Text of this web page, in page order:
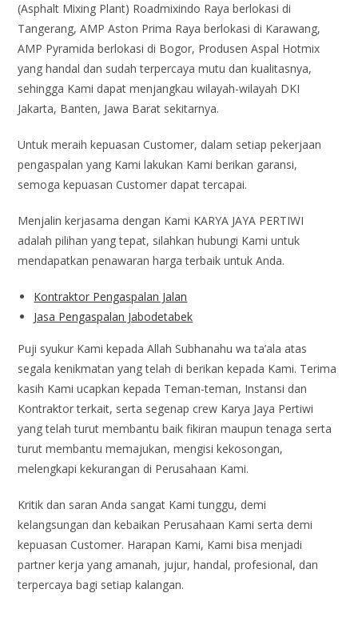
(Asphalt Mixing Plant) Roadmixindo Raya berlokasi di
Tangerang, AMP Aston Prima Raya berlokasi di Karawang,
AMP Pyramida berlokasi di Bogor, Produsen Aspal Hotmix
yang handal dan sudah terpercaya mutu dan kualitasnya,
sehingga Kami dapat menjangkau wilayah-wilayah DKI
Jakarta, Banten, Jawa Barat sekitarnya.
Untuk meraih kepuasan Customer, dalam setiap pekerjaan
pengaspalan yang Kami lakukan Kami berikan garansi,
semoga kepuasan Customer dapat tercapai.
Menjalin kerjasama dengan Kami KARYA JAYA PERTIWI
adalah pilihan yang tepat, silahkan hubungi Kami untuk
mendapatkan penawaran harga terbaik untuk Anda.
Kontraktor Pengaspalan Jalan
Jasa Pengaspalan Jabodetabek
Puji syukur Kami kepada Allah Subhanahu wa ta’ala atas
segala kenikmatan yang telah di berikan kepada Kami. Terima
kasih Kami ucapkan kepada Teman-teman, Instansi dan
Kontraktor terkait, serta segenap crew Karya Jaya Pertiwi
yang telah turut membantu baik fikiran maupun tenaga serta
turut membantu memajukan, mengisi kekosongan,
melengkapi kekurangan di Perusahaan Kami.
Kritik dan saran Anda sangat Kami tunggu, demi
kelangsungan dan kebaikan Perusahaan Kami serta demi
kepuasan Customer. Harapan Kami, Kami bisa menjadi
partner kerja yang amanah, jujur, handal, profesional, dan
terpercaya bagi setiap kalangan.